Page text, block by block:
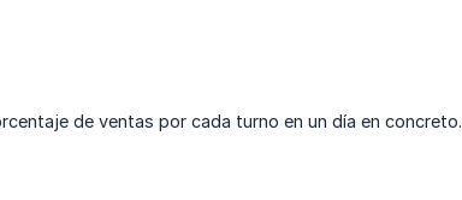
de ventas por cada turno en un día en concreto.